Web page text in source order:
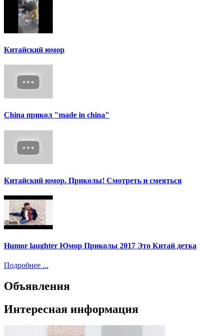
Китайский юмор
China прикол "made in china"
Китайский юмор. Приколы! Смотреть и смеяться
Humor laughter Юмор Приколы 2017 Это Китай детка
Подробнее ...
Объявления
Интересная информация